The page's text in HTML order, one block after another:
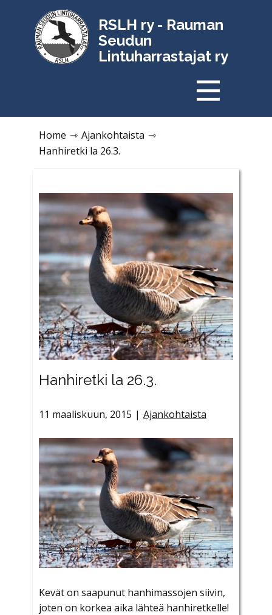
RSLH ry - Rauman
Seudun
Lintuharrastajat ry
Home ⇾ Ajankohtaista ⇾
Hanhiretki la 26.3.
Hanhiretki la 26.3.
11 maaliskuun, 2015 Ajankohtaista
Kevät on saapunut hanhimassojen siivin,
joten on korkea aika lähteä hanhiretkelle!